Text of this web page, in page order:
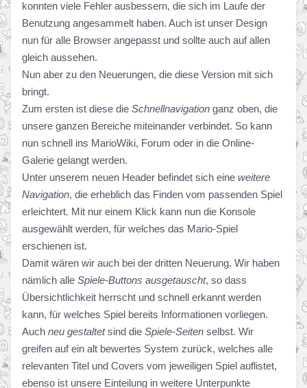
konnten viele Fehler ausbessern, die sich im Laufe der
Benutzung angesammelt haben. Auch ist unser Design
nun für alle Browser angepasst und sollte auch auf allen
gleich aussehen.
Nun aber zu den Neuerungen, die diese Version mit sich
bringt.
Zum ersten ist diese die Schnellnavigation ganz oben, die
unsere ganzen Bereiche miteinander verbindet. So kann
nun schnell ins MarioWiki, Forum oder in die Online-
Galerie gelangt werden.
Unter unserem neuen Header befindet sich eine weitere
Navigation, die erheblich das Finden vom passenden Spiel
erleichtert. Mit nur einem Klick kann nun die Konsole
ausgewählt werden, für welches das Mario-Spiel
erschienen ist.
Damit wären wir auch bei der dritten Neuerung. Wir haben
nämlich alle Spiele-Buttons ausgetauscht, so dass
Übersichtlichkeit herrscht und schnell erkannt werden
kann, für welches Spiel bereits Informationen vorliegen.
Auch neu gestaltetsind die Spiele-Seiten selbst. Wir
greifen auf ein alt bewertes System zurück, welches alle
relevanten Titel und Covers vom jeweiligen Spiel auflistet,
ebenso ist unsere Einteilung in weitere Unterpunkte